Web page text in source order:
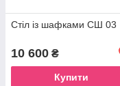
Стіл із шафками СШ 03
10 600 ₴
Купити